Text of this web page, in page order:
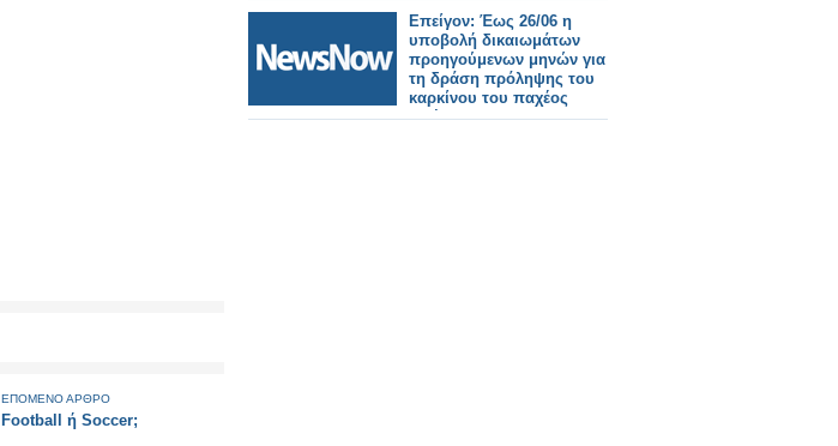
ΕΠΟΜΕΝΟ ΑΡΘΡΟ
Football ή Soccer;
Επείγον: Έως 26/06 η
υποβολή δικαιωμάτων
προηγούμενων μηνών για
τη δράση πρόληψης του
καρκίνου του παχέος
εντέρου